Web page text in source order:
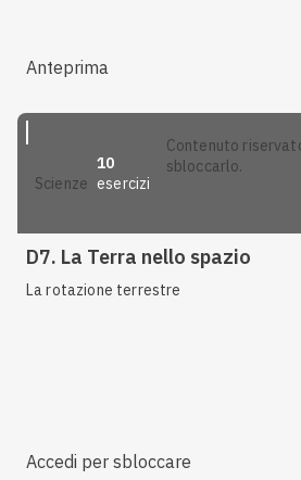
Anteprima
scienze
10
esercizi
contenuto riservato: accedi per
sbloccarlo.
D7. La Terra nello spazio
La rotazione terrestre
Accedi per sbloccare